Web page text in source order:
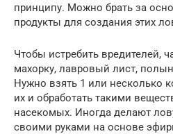
принципу. Можно брать за
продукты для создания этих
Чтобы истребить вредителей,
махорку, лавровый лист,
Нужно взять 1 или несколько
их и обработать такими
насекомых. Иногда делают
своими руками на основе